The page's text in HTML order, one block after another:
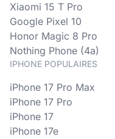
Xiaomi 15 T Pro
Google Pixel 10
Honor Magic 8 Pro
Nothing Phone (4a)
IPHONE POPULAIRES
iPhone 17 Pro Max
iPhone 17 Pro
iPhone 17
iPhone 17e